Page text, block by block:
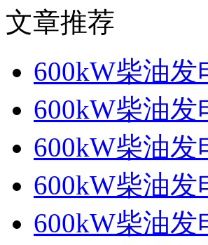
文章推荐
600kW柴油
600kW柴油
600kW柴油
600kW柴油
600kW柴油